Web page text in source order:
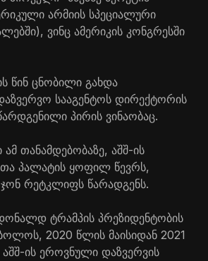
არმიის სპეციალური
ვინც ამერიკის კონგრესში
წინ ცნობილი გახდა
სააგენტოს დირექტორის
პირის ვინაობაც.
თანამდებობაზე, აშშ-ის
პალატის ყოფილ წევრს,
რეტკლიფს წარადგენს.
ტრამპის პრეზიდენტობის
2020 წლის მაისიდან 2021
ის ეროვნული დაზვერვის